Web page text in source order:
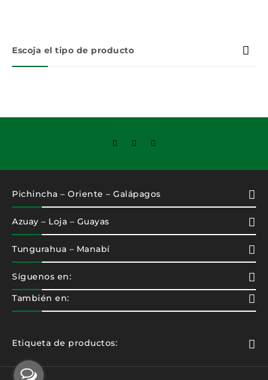
Escoja el tipo de producto
Pichincha – Oriente – Galápagos
Azuay – Loja – Guayas
Tungurahua – Manabí
Síguenos en:
También en:
Etiqueta de productos: